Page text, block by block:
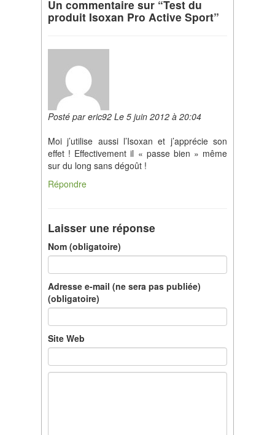
Un commentaire sur “Test du
produit Isoxan Pro Active Sport”
Posté par eric92 Le 5 juin 2012 à 20:04
Moi j’utilise aussi l’Isoxan et j’apprécie son
effet ! Effectivement il « passe bien » même
sur du long sans dégoût !
Répondre
Laisser une réponse
Nom (obligatoire)
Adresse e-mail (ne sera pas publiée)
(obligatoire)
Site Web